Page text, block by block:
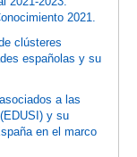
2021.
clústeres
españolas y su
a las
y su
en el marco